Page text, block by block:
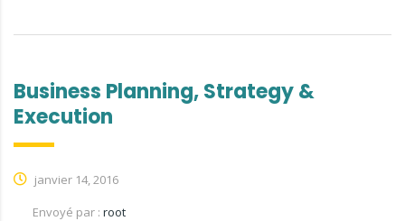
Business Planning, Strategy &
Execution
janvier 14, 2016
Envoyé par : root